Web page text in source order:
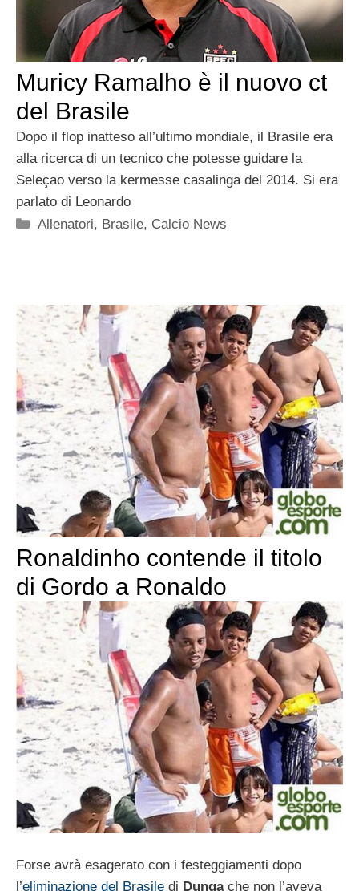
Muricy Ramalho è il nuovo ct
del Brasile
Dopo il flop inatteso all’ultimo mondiale, il Brasile era
alla ricerca di un tecnico che potesse guidare la
Seleçao verso la kermesse casalinga del 2014. Si era
parlato di Leonardo
Categorie
Allenatori, Brasile, Calcio News
Ronaldinho contende il titolo
di Gordo a Ronaldo
Forse avrà esagerato con i festeggiamenti dopo
l’eliminazione del Brasile di Dunga che non l’aveva